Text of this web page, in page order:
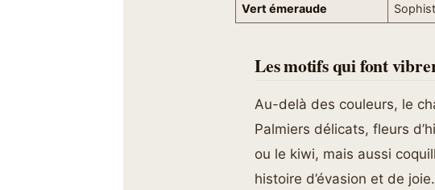
Vert émeraude
Les motifs qui font
Au-delà des couleurs, le
Palmiers délicats, fleurs
ou le kiwi, mais aussi
histoire d’évasion et de